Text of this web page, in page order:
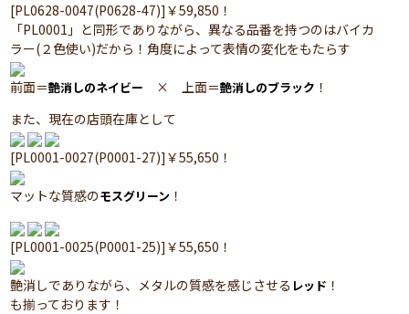
[PL0628-0047(P0628-47)]￥59,850！
「PL0001」と同形でありながら、異なる品番を持つのはバイカ
ラー(２色使い)だから！角度によって表情の変化をもたらす
前面＝艶消しのネイビー × 上面＝艶消しのブラック ！
また、現在の店頭在庫として
[PL0001-0027(P0001-27)]￥55,650！
マットな質感のモスグリーン ！
[PL0001-0025(P0001-25)]￥55,650！
艶消しでありながら、メタルの質感を感じさせる レッド ！
も揃っております！